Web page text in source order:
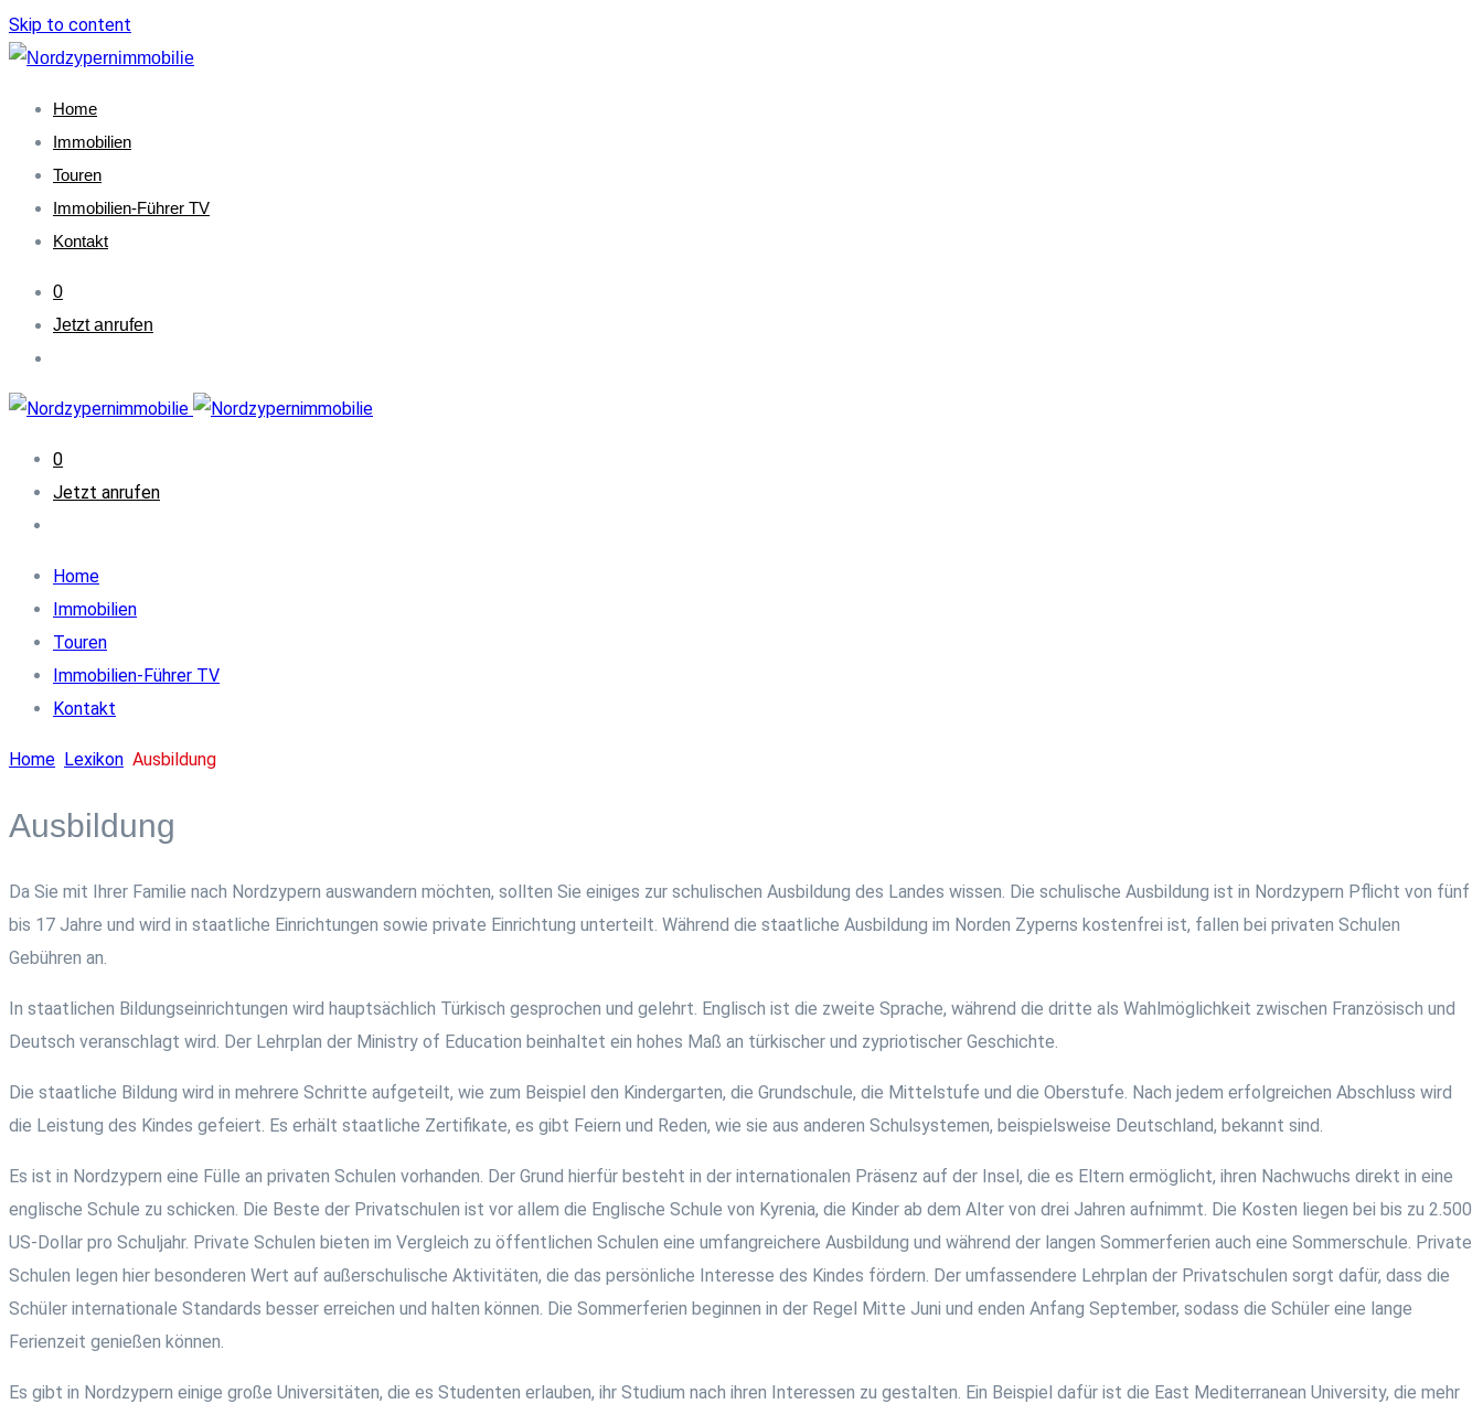
Skip to content
Home
Immobilien
Touren
Immobilien-Führer TV
Kontakt
0
Jetzt anrufen
0
Jetzt anrufen
Home
Immobilien
Touren
Immobilien-Führer TV
Kontakt
Home Lexikon Ausbildung
Ausbildung
Da Sie mit Ihrer Familie nach Nordzypern auswandern möchten, sollten Sie einiges zur schulischen Ausbildung des Landes wissen. Die schulische Ausbildung ist in Nordzypern Pflicht von fünf
bis 17 Jahre und wird in staatliche Einrichtungen sowie private Einrichtung unterteilt. Während die staatliche Ausbildung im Norden Zyperns kostenfrei ist, fallen bei privaten Schulen
Gebühren an.
In staatlichen Bildungseinrichtungen wird hauptsächlich Türkisch gesprochen und gelehrt. Englisch ist die zweite Sprache, während die dritte als Wahlmöglichkeit zwischen Französisch und
Deutsch veranschlagt wird. Der Lehrplan der Ministry of Education beinhaltet ein hohes Maß an türkischer und zypriotischer Geschichte.
Die staatliche Bildung wird in mehrere Schritte aufgeteilt, wie zum Beispiel den Kindergarten, die Grundschule, die Mittelstufe und die Oberstufe. Nach jedem erfolgreichen Abschluss wird
die Leistung des Kindes gefeiert. Es erhält staatliche Zertifikate, es gibt Feiern und Reden, wie sie aus anderen Schulsystemen, beispielsweise Deutschland, bekannt sind.
Es ist in Nordzypern eine Fülle an privaten Schulen vorhanden. Der Grund hierfür besteht in der internationalen Präsenz auf der Insel, die es Eltern ermöglicht, ihren Nachwuchs direkt in eine
englische Schule zu schicken. Die Beste der Privatschulen ist vor allem die Englische Schule von Kyrenia, die Kinder ab dem Alter von drei Jahren aufnimmt. Die Kosten liegen bei bis zu 2.500
US-Dollar pro Schuljahr. Private Schulen bieten im Vergleich zu öffentlichen Schulen eine umfangreichere Ausbildung und während der langen Sommerferien auch eine Sommerschule. Private
Schulen legen hier besonderen Wert auf außerschulische Aktivitäten, die das persönliche Interesse des Kindes fördern. Der umfassendere Lehrplan der Privatschulen sorgt dafür, dass die
Schüler internationale Standards besser erreichen und halten können. Die Sommerferien beginnen in der Regel Mitte Juni und enden Anfang September, sodass die Schüler eine lange
Ferienzeit genießen können.
Es gibt in Nordzypern einige große Universitäten, die es Studenten erlauben, ihr Studium nach ihren Interessen zu gestalten. Ein Beispiel dafür ist die East Mediterranean University, die mehr